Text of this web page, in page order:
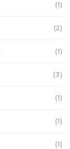
(1)
(2)
(1)
(3)
(1)
(1)
(1)